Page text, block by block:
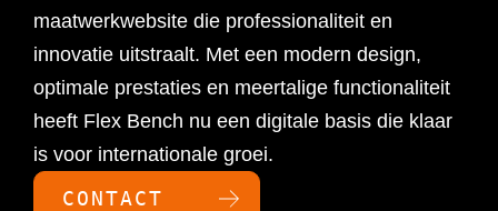
maatwerkwebsite die professionaliteit en
innovatie uitstraalt. Met een modern design,
optimale prestaties en meertalige functionaliteit
heeft Flex Bench nu een digitale basis die klaar
is voor internationale groei.
CONTACT